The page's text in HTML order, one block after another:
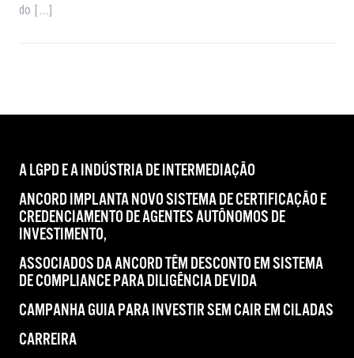
do […]
A LGPD E A INDÚSTRIA DE INTERMEDIAÇÃO
ANCORD IMPLANTA NOVO SISTEMA DE CERTIFICAÇÃO E
CREDENCIAMENTO DE AGENTES AUTÔNOMOS DE
INVESTIMENTO,
ASSOCIADOS DA ANCORD TÊM DESCONTO EM SISTEMA
DE COMPLIANCE PARA DILIGÊNCIA DEVIDA
CAMPANHA GUIA PARA INVESTIR SEM CAIR EM CILADAS
CARREIRA